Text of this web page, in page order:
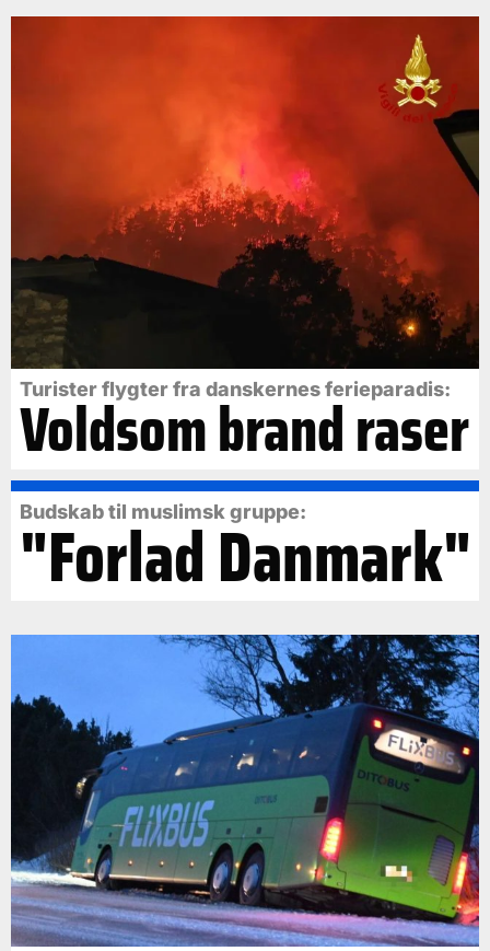
Turister flygter fra danskernes ferieparadis:
Voldsom brand raser
Budskab til muslimsk gruppe:
"Forlad Danmark"